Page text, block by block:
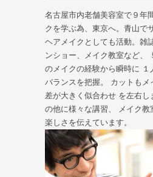
名古屋市内老舗美容室で９年
クを学ぶ為、東京へ。青山で
ヘアメイクとしても活動。雑
ンショー、メイク教室など、
のメイクの経験から瞬時に １
バランスを把握。 カットもメ
差が大きく似合わせ を左右し
の他に様々な講習、 メイク教
楽しさを伝えています。